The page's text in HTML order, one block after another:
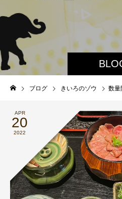
ブログ きいろのゾウ 数
APR
20
2022